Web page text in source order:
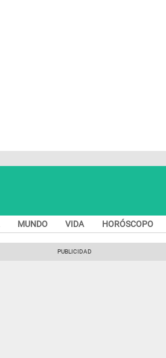
MUNDO VIDA HORÓSCOPO